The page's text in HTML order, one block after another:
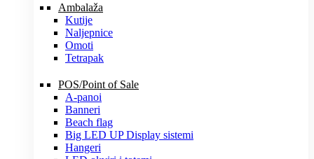
Ambalaža
Kutije
Naljepnice
Omoti
Tetrapak
POS/Point of Sale
A-panoi
Banneri
Beach flag
Big LED UP Display sistemi
Hangeri